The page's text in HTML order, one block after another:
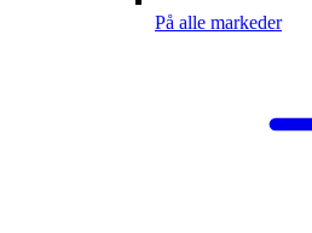
På alle markeder